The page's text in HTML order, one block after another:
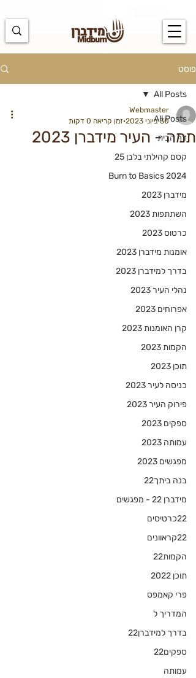
פוסט
All Posts
דף הבית
קסם קהילתי בלבן 25
Burn to Basics 2024
מידברן 2023
השתתפות 2023
כרטוס 2023
אומנות מידברן 2023
בדרך למידברן 2023
נהלי העיר 2023
אפרוחים 2023
קרן האומנות 2023
הקמות 2023
תוכן 2023
כניסה לעיר 2023
פירוק העיר 2023
ספקים 2023
עמותה 2023
מפגשים 2023
בנה ביתך22
מידברן 22 - מפגשים
22כרטיסים
22קראוונים
הקמות22
תוכן 2022
פרי קאמפס
המדריך ל
בדרך למידברן22
ספקים22
עמותה
All Posts
תמה - העיר מידברן 2023
Webmaster
30 ביוני 2023
זמן קריאה 0 דקות